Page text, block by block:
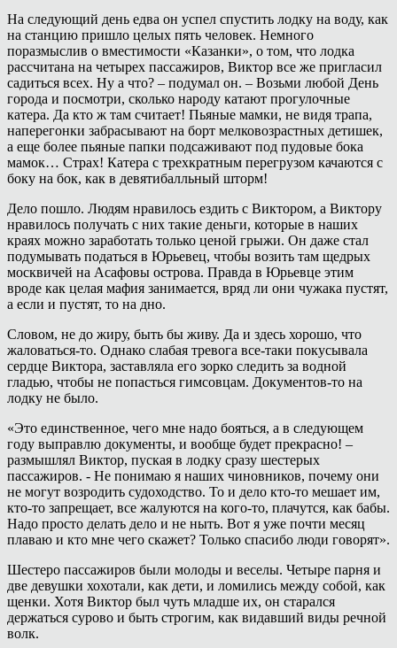
На следующий день едва он успел спустить лодку на воду, как
на станцию пришло целых пять человек. Немного
поразмыслив о вместимости «Казанки», о том, что лодка
рассчитана на четырех пассажиров, Виктор все же пригласил
садиться всех. Ну а что? – подумал он. – Возьми любой День
города и посмотри, сколько народу катают прогулочные
катера. Да кто ж там считает! Пьяные мамки, не видя трапа,
наперегонки забрасывают на борт мелковозрастных детишек,
а еще более пьяные папки подсаживают под пудовые бока
мамок… Страх! Катера с трехкратным перегрузом качаются с
боку на бок, как в девятибалльный шторм!
Дело пошло. Людям нравилось ездить с Виктором, а Виктору
нравилось получать с них такие деньги, которые в наших
краях можно заработать только ценой грыжи. Он даже стал
подумывать податься в Юрьевец, чтобы возить там щедрых
москвичей на Асафовы острова. Правда в Юрьевце этим
вроде как целая мафия занимается, вряд ли они чужака пустят,
а если и пустят, то на дно.
Словом, не до жиру, быть бы живу. Да и здесь хорошо, что
жаловаться-то. Однако слабая тревога все-таки покусывала
сердце Виктора, заставляла его зорко следить за водной
гладью, чтобы не попасться гимсовцам. Документов-то на
лодку не было.
«Это единственное, чего мне надо бояться, а в следующем
году выправлю документы, и вообще будет прекрасно! –
размышлял Виктор, пуская в лодку сразу шестерых
пассажиров. - Не понимаю я наших чиновников, почему они
не могут возродить судоходство. То и дело кто-то мешает им,
кто-то запрещает, все жалуются на кого-то, плачутся, как бабы.
Надо просто делать дело и не ныть. Вот я уже почти месяц
плаваю и кто мне чего скажет? Только спасибо люди говорят».
Шестеро пассажиров были молоды и веселы. Четыре парня и
две девушки хохотали, как дети, и ломились между собой, как
щенки. Хотя Виктор был чуть младше их, он старался
держаться сурово и быть строгим, как видавший виды речной
волк.